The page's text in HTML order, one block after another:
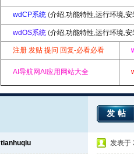
wdCP系统 (介绍,功能特性,运行环境,安
wdOS系统 (介绍,功能特性,运行环境,安
注册 发贴 提问 回复-必看必看
AI导航网AI应用网站大全
发帖
tianhuqiu 发表于